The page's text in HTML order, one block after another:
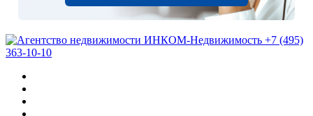
+7 (495)
363-10-10